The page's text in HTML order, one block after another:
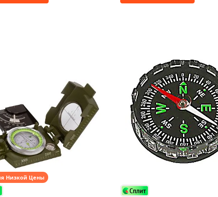
Низкой Цены